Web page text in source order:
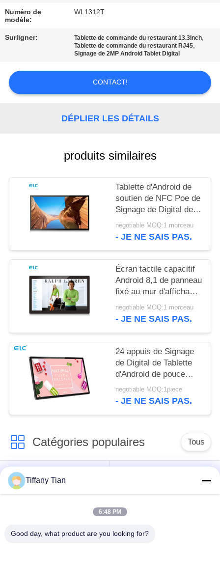
CONTACTEZ-
NOUS
DEMANDEZ
UNE
CITATION
POLITIQUE
MATIÈRE
PROTECTION
LA
VIE
PRIVÉE
Numéro de
modèle:
WL1312T
Surligner: Tablette de commande du restaurant 13.3Inch,
Tablette de commande du restaurant RJ45,
Signage de 2MP Android Tablet Digital
CONTACT!
DÉPLIER LES DÉTAILS
produits similaires
Tablette d'Android de
soutien de NFC Poe de
Signage de Digital de
bâti du mur RK3288
negotiable MOQ:1 morceau
- JE NE SAIS PAS.
Écran tactile capacitif
Android 8,1 de panneau
fixé au mur d'affichage
à cristaux liquides de
Rockchip RK3288
negotiable MOQ:1 morceau
- JE NE SAIS PAS.
24 appuis de Signage
de Digital de Tablette
d'Android de pouce
WIFI Bluetooth avec la
caméra avant
negotiable MOQ:1piece
- JE NE SAIS PAS.
Catégories populaires Tous
Affichages
numériques
Affichage à écran
Tiffany Tian
6:48 PM
Good day, what product are you looking for?